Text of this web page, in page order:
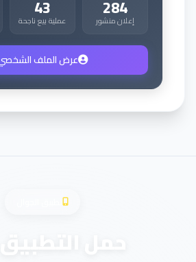
284
إعلان منشور 43
عملية بيع ناجحة
عرض الملف
حمل التطبيق